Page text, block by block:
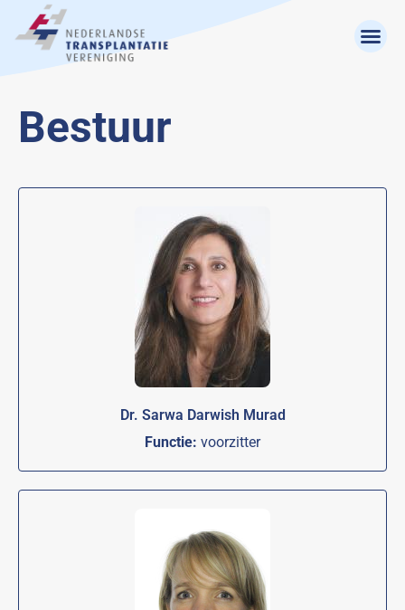
Bestuur
Dr. Sarwa Darwish Murad
Functie: voorzitter